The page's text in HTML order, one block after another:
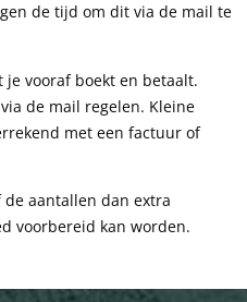
de tijd om dit via de mail te
vooraf boekt en betaalt.
de mail regelen. Kleine
met een factuur of
de aantallen dan extra
voorbereid kan worden.